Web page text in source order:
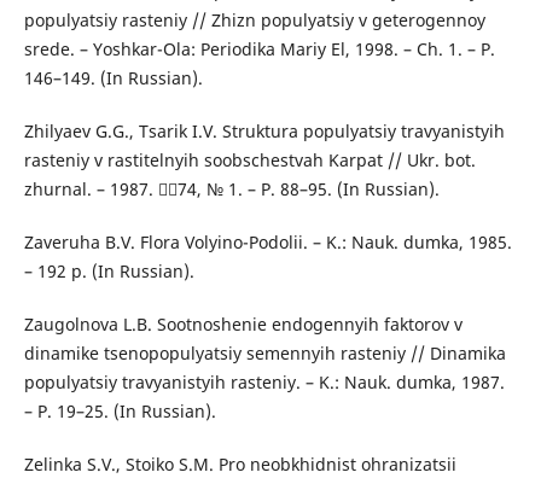
populyatsiy rasteniy // Zhizn populyatsiy v geterogennoy
srede. – Yoshkar-Ola: Periodika Mariy El, 1998. – Ch. 1. – P.
146–149. (In Russian).
Zhilyaev G.G., Tsarik I.V. Struktura populyatsiy travyanistyih
rasteniy v rastitelnyih soobschestvah Karpat // Ukr. bot.
zhurnal. – 1987. 74, № 1. – P. 88–95. (In Russian).
Zaveruha B.V. Flora Volyino-Podolii. – K.: Nauk. dumka, 1985.
– 192 p. (In Russian).
Zaugolnova L.B. Sootnoshenie endogennyih faktorov v
dinamike tsenopopulyatsiy semennyih rasteniy // Dinamika
populyatsiy travyanistyih rasteniy. – K.: Nauk. dumka, 1987.
– P. 19–25. (In Russian).
Zelinka S.V., Stoiko S.M. Pro neobkhidnist ohranizatsii